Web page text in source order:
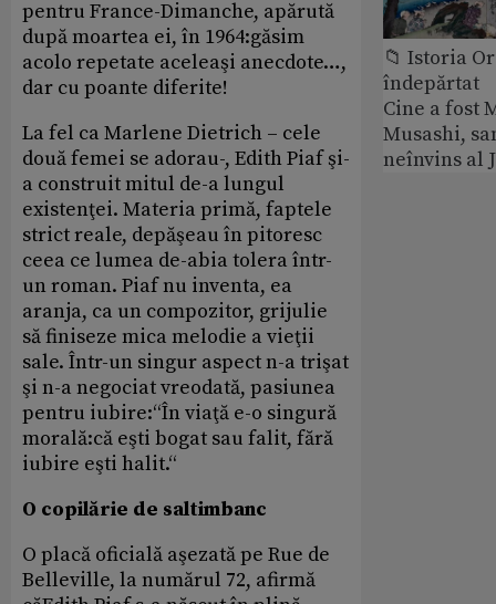
pentru France-Dimanche, apărută
după moartea ei, în 1964:găsim
acolo repetate aceleaşi anecdote…,
dar cu poante diferite!
La fel ca Marlene Dietrich – cele
două femei se adorau-, Edith Piaf şi-
a construit mitul de-a lungul
existenţei. Materia primă, faptele
strict reale, depăşeau în pitoresc
ceea ce lumea de-abia tolera într-
un roman. Piaf nu inventa, ea
aranja, ca un compozitor, grijulie
să finiseze mica melodie a vieţii
sale. Într-un singur aspect n-a trişat
şi n-a negociat vreodată, pasiunea
pentru iubire:“În viaţă e-o singură
morală:că eşti bogat sau falit, fără
iubire eşti halit.“
O copilărie de saltimbanc
O placă oficială aşezată pe Rue de
Belleville, la numărul 72, afirmă
📁 Istoria
îndepărtat
Cine a fost
Musashi,
neînvins al